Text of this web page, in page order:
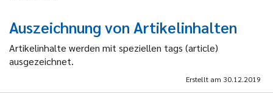
Auszeichnung von Artikelinhalten
Artikelinhalte werden mit speziellen tags (article)
ausgezeichnet.
Erstellt am 30.12.2019